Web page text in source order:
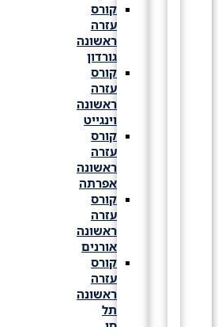
קורס
עזרה
ראשונה
גורדון
קורס
עזרה
ראשונה
וינגייט
קורס
עזרה
ראשונה
אפרתה
קורס
עזרה
ראשונה
אורנים
קורס
עזרה
ראשונה